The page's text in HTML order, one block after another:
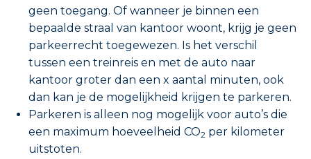
geen toegang. Of wanneer je binnen een
bepaalde straal van kantoor woont, krijg je geen
parkeerrecht toegewezen. Is het verschil
tussen een treinreis en met de auto naar
kantoor groter dan een x aantal minuten, ook
dan kan je de mogelijkheid krijgen te parkeren.
Parkeren is alleen nog mogelijk voor auto’s die
een maximum hoeveelheid CO2 per kilometer
uitstoten.